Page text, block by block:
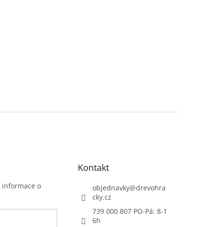
informace o
Kontakt
objednavky@drevohra
cky.cz
739 000 807 PO-Pá: 8-1
6h